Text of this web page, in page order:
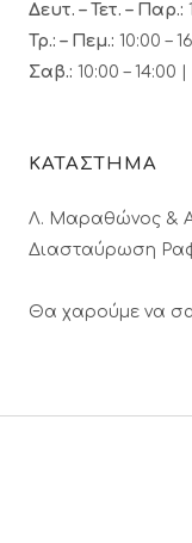
Δευτ. – Τετ. – Παρ.:
Τρ.: – Πεμ.: 10:00 –
Σαβ.: 10:00 – 14:00 |
ΚΑΤΑΣΤΗΜΑ
Λ. Μαραθώνος &
Διασταύρωση
Θα χαρούμε να